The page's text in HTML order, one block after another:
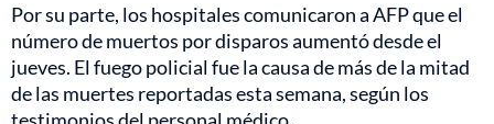
Por su parte, los hospitales comunicaron a AFP que el
número de muertos por disparos aumentó desde el
jueves. El fuego policial fue la causa de más de la mitad
de las muertes reportadas esta semana, según los
testimonios del personal médico.